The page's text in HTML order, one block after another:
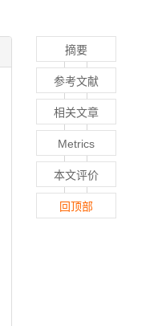
摘要
参考文献
相关文章
Metrics
本文评价
回顶部